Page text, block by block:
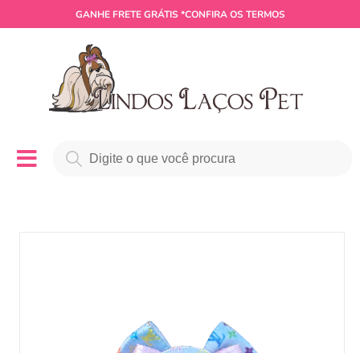
GANHE FRETE GRÁTIS *CONFIRA OS TERMOS